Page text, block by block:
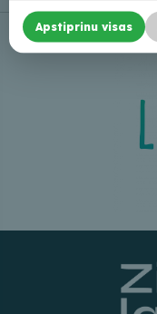
Apstiprinu visas